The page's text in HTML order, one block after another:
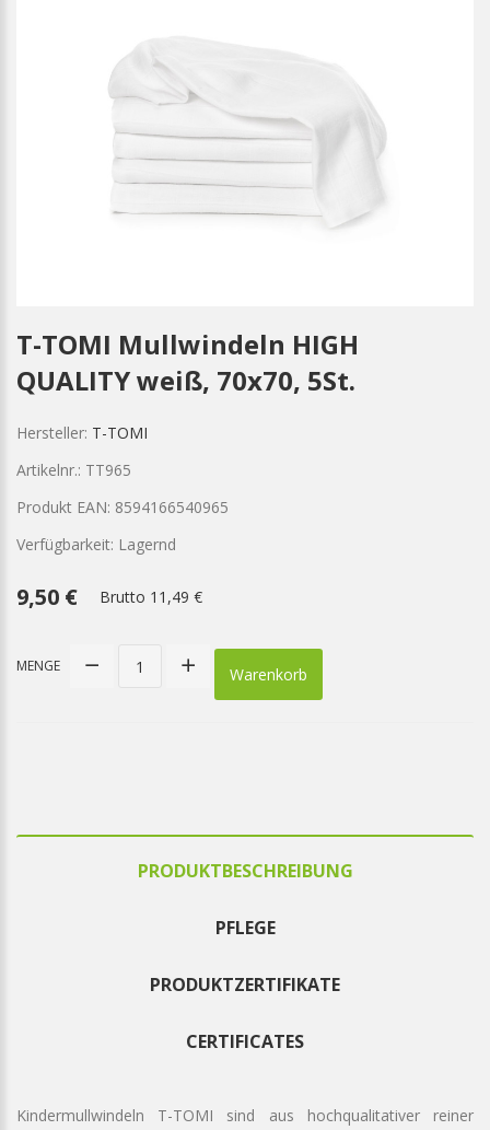
T-TOMI Mullwindeln HIGH
QUALITY weiß, 70x70, 5St.
Hersteller: T-TOMI
Artikelnr.: TT965
Produkt EAN: 8594166540965
Verfügbarkeit: Lagernd
9,50 € Brutto 11,49 €
MENGE Warenkorb
PRODUKTBESCHREIBUNG
PFLEGE
PRODUKTZERTIFIKATE
CERTIFICATES
Kindermullwindeln T-TOMI sind aus hochqualitativer reiner